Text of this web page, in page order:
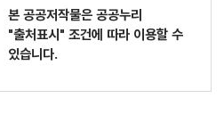
본 공공저작물은 공공누리
"출처표시" 조건에 따라 이용할 수
있습니다.